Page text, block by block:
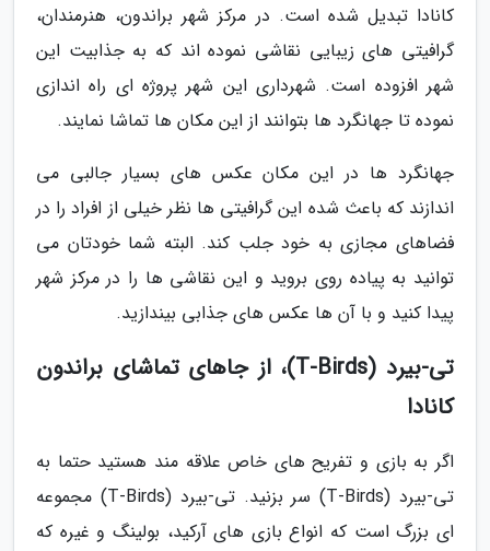
کانادا تبدیل شده است. در مرکز شهر براندون، هنرمندان،
گرافیتی های زیبایی نقاشی نموده اند که به جذابیت این
شهر افزوده است. شهرداری این شهر پروژه ای راه اندازی
نموده تا جهانگرد ها بتوانند از این مکان ها تماشا نمایند.
جهانگرد ها در این مکان عکس های بسیار جالبی می
اندازند که باعث شده این گرافیتی ها نظر خیلی از افراد را در
فضاهای مجازی به خود جلب کند. البته شما خودتان می
توانید به پیاده روی بروید و این نقاشی ها را در مرکز شهر
پیدا کنید و با آن ها عکس های جذابی بیندازید.
تی-بیرد (T-Birds)، از جاهای تماشای براندون
کانادا
اگر به بازی و تفریح های خاص علاقه مند هستید حتما به
تی-بیرد (T-Birds) سر بزنید. تی-بیرد (T-Birds) مجموعه
ای بزرگ است که انواع بازی های آرکید، بولینگ و غیره که